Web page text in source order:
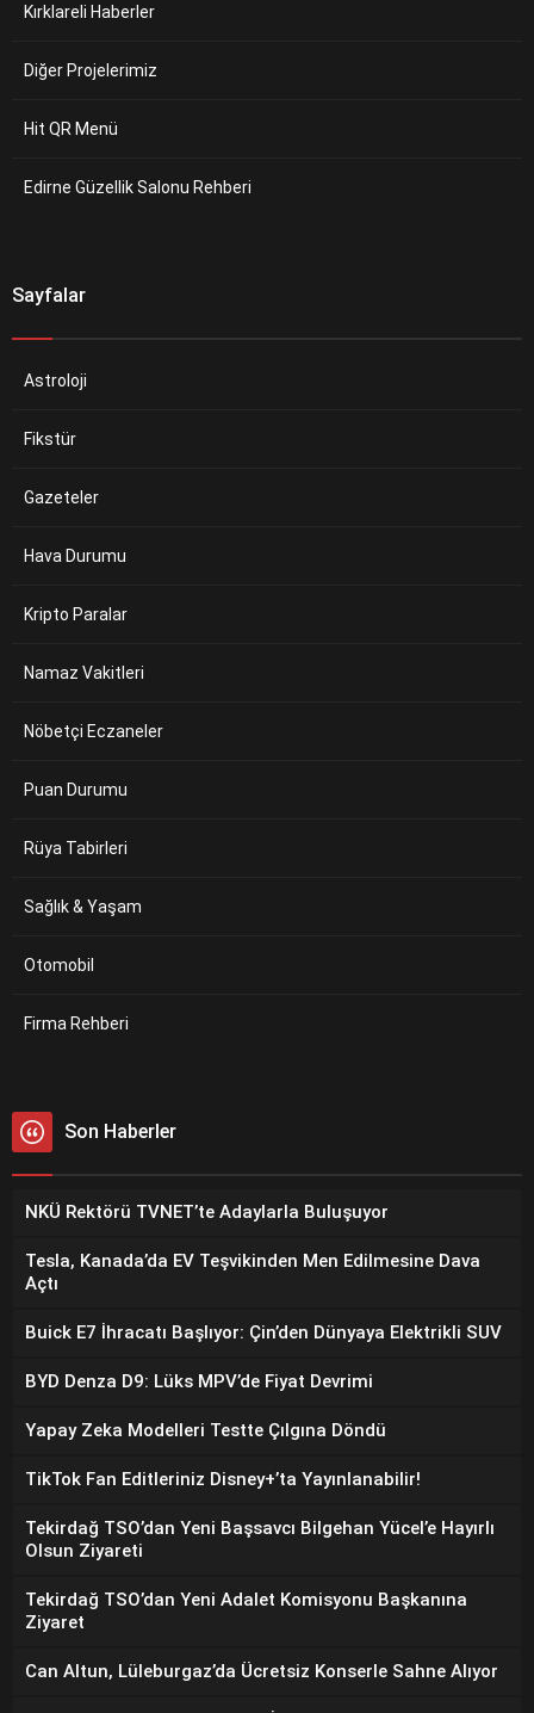
Kırklareli Haberler
Diğer Projelerimiz
Hit QR Menü
Edirne Güzellik Salonu Rehberi
Sayfalar
Astroloji
Fikstür
Gazeteler
Hava Durumu
Kripto Paralar
Namaz Vakitleri
Nöbetçi Eczaneler
Puan Durumu
Rüya Tabirleri
Sağlık & Yaşam
Otomobil
Firma Rehberi
Son Haberler
NKÜ Rektörü TVNET’te Adaylarla Buluşuyor
Tesla, Kanada’da EV Teşvikinden Men Edilmesine Dava
Açtı
Buick E7 İhracatı Başlıyor: Çin’den Dünyaya Elektrikli SUV
BYD Denza D9: Lüks MPV’de Fiyat Devrimi
Yapay Zeka Modelleri Testte Çılgına Döndü
TikTok Fan Editleriniz Disney+’ta Yayınlanabilir!
Tekirdağ TSO’dan Yeni Başsavcı Bilgehan Yücel’e Hayırlı
Olsun Ziyareti
Tekirdağ TSO’dan Yeni Adalet Komisyonu Başkanına
Ziyaret
Can Altun, Lüleburgaz’da Ücretsiz Konserle Sahne Alıyor